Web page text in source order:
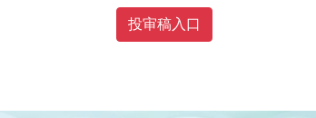
投审稿入口